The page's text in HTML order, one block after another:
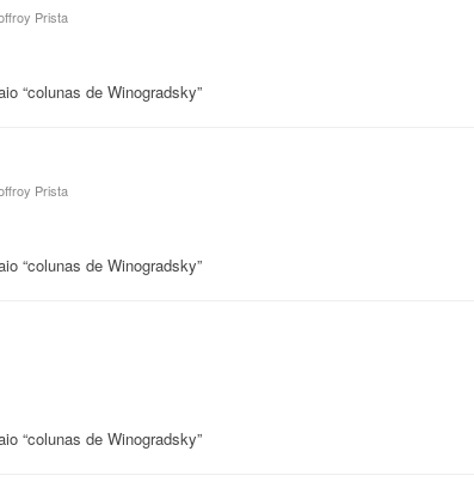
Prista
“colunas de Winogradsky”
Prista
“colunas de Winogradsky”
“colunas de Winogradsky”